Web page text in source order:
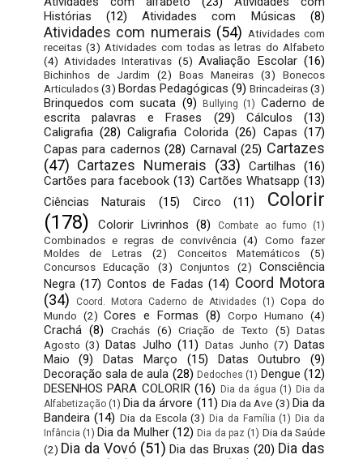
Histórias
(12) Atividades com Músicas (8)
Atividades com numerais (54) Atividades com
receitas (3) Atividades com todas as letras do Alfabeto
(4) Atividades Interativas (5) Avaliação Escolar (16)
Bichinhos de Jardim (2) Boas Maneiras (3)
Bonecos
Articulados (3) Bordas Pedagógicas (9) Brincadeiras(3)
Brinquedos com sucata (9) Bullying (1) Caderno de
escrita palavras e Frases
(29) Cálculos
(13)
Caligrafia (28) Caligrafia Colorida (26) Capas (17)
Capas para cadernos (28) Carnaval (25) Cartazes
(47) Cartazes Numerais (33) Cartilhas
(16)
Cartões para facebook (13) Cartões Whatsapp (13)
Ciências Naturais
(15) Circo (11)
Colorir
(178)
Colorir Livrinhos (8) Combate ao fumo (1)
Combinados e regras de convivência (4)
Como fazer
Moldes de Letras
(2) Conceitos Matemáticos
(5)
Concursos Educação
(3) Conjuntos (2)
Consciência
Negra (17) Contos de Fadas (14) Coord Motora
(34)
Coord. Motora Caderno de Atividades (1) Copa do
Mundo (2) Cores e Formas (8) Corpo Humano (4)
Crachá (8) Crachás (6) Criação de Texto (5) Datas
Agosto (3) Datas Julho (11) Datas Junho (7) Datas
Maio
(9) Datas Março (15) Datas Outubro
(9)
Decoração sala de aula (28) Dedoches (1) Dengue (12)
DESENHOS PARA COLORIR (16) Dia da água (1) Dia da
Alfabetização (1) Dia da árvore (11) Dia da Ave (3) Dia da
Bandeira (14) Dia da Escola (3) Dia da Família (1) Dia da
Infância (1) Dia da Mulher (12) Dia da paz (1) Dia da Saúde
(2) Dia da Vovó (51) Dia das Bruxas (20) Dia das